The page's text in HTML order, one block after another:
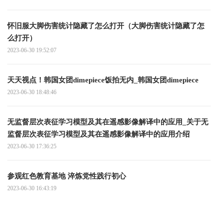
怀旧服大脚伤害统计隐藏了怎么打开（大脚伤害统计隐藏了怎
么打开）
2023-06-30 19:52:07
天天视点！韩国女团dimepiece饭拍无内_韩国女团dimepiece
2023-06-30 18:48:46
无监督层次表征学习模型及其在遥感影像解译中的应用_关于无
监督层次表征学习模型及其在遥感影像解译中的应用介绍
2023-06-30 17:36:25
参观红色教育基地 淬炼党性践行初心
2023-06-30 16:43:19